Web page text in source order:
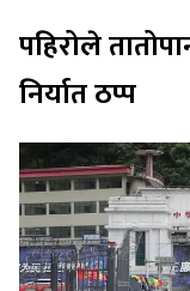
पहिरोले
निर्यात ठप्प